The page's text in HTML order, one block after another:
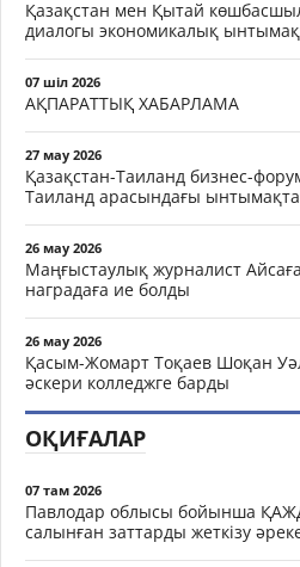
Қазақстан мен Қытай
диалогы экономикалық
07 шіл 2026
АҚПАРАТТЫҚ ХАБАРЛАМА
27 мау 2026
Қазақстан-Таиланд бизнес-
Таиланд арасындағы
26 мау 2026
Маңғыстаулық журналист
наградаға ие болды
26 мау 2026
Қасым-Жомарт Тоқаев Шоқан
әскери колледжге барды
ОҚИҒАЛАР
07 там 2026
Павлодар облысы бойынша
салынған заттарды жеткізу